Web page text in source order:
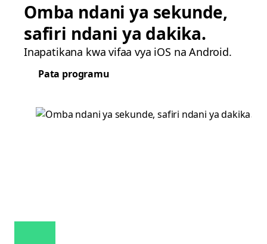
Omba ndani ya sekunde,
safiri ndani ya dakika.
Inapatikana kwa vifaa vya iOS na Android.
Pata programu